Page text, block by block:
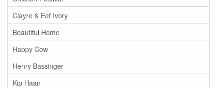
Clayre & Eef Ivory
Beautiful Home
Happy Cow
Henry Bassinger
Kip Haan